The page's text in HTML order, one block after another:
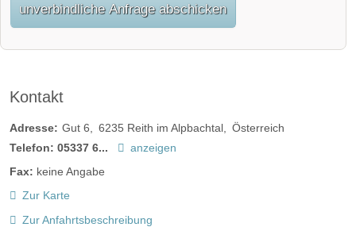
unverbindliche Anfrage abschicken
Kontakt
Adresse: Gut 6 6235 Reith im Alpbachtal
Österreich
Telefon: 05337 6...
anzeigen
Fax: keine Angabe
Zur Karte
Zur Anfahrtsbeschreibung